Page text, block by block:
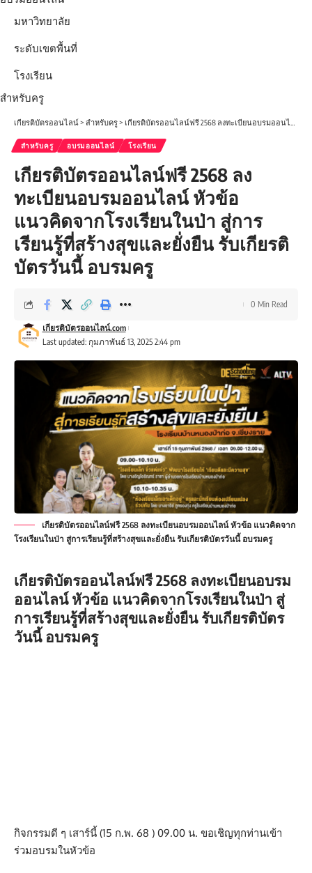
มหาวิทยาลัย
ระดับเขตพื้นที่
โรงเรียน
สำหรับครู
เกียรติบัตรออนไลน์> สำหรับครู> เกียรติบัตรออนไลน์ฟรี 2568 ลงทะเบียนอบรมออนไลน์ หัวข้อ แนวคิดจากโรงเรียนในป่า สู่การเรียนรู้ที่สร้างสุขและยั่งยืน รับเกียรติบัตรวันนี้ อบรมครู
สำหรับครู อบรมออนไลน์ โรงเรียน
เกียรติบัตรออนไลน์ฟรี 2568 ลง
ทะเบียนอบรมออนไลน์ หัวข้อ
แนวคิดจากโรงเรียนในป่า สู่การ
เรียนรู้ที่สร้างสุขและยั่งยืน รับเกียรติ
บัตรวันนี้ อบรมครู
Last updated: กุมภาพันธ์ 13, 2025 2:44 pm
เกียรติบัตรออนไลน์.com
0 Min Read
เกียรติบัตรออนไลน์ฟรี 2568 ลงทะเบียนอบรมออนไลน์ หัวข้อ แนวคิดจาก
โรงเรียนในป่า สู่การเรียนรู้ที่สร้างสุขและยั่งยืน รับเกียรติบัตรวันนี้ อบรมครู
เกียรติบัตรออนไลน์ฟรี 2568 ลงทะเบียนอบรม
ออนไลน์ หัวข้อ แนวคิดจากโรงเรียนในป่า สู่
การเรียนรู้ที่สร้างสุขและยั่งยืน รับเกียรติบัตร
วันนี้ อบรมครู
กิจกรรมดี ๆ เสาร์นี้ (15 ก.พ. 68 ) 09.00 น. ขอเชิญทุกท่านเข้า
ร่วมอบรมในหัวข้อ